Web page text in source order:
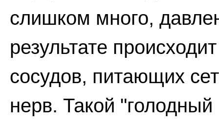
слишком много,
результате
сосудов, питающих
нерв. Такой